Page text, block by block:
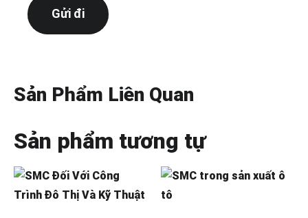
Sản Phẩm Liên Quan
Sản phẩm tương tự